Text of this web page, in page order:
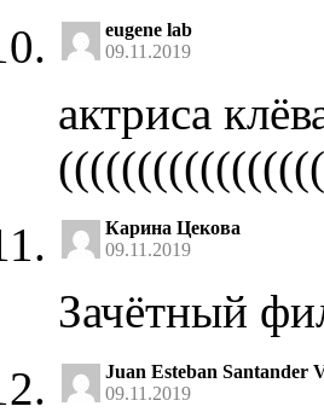
eugene lab
09.11.2019
актриса
(((((((((((((((((
Карина Цекова
09.11.2019
Зачётный
Juan Esteban Santander
09.11.2019